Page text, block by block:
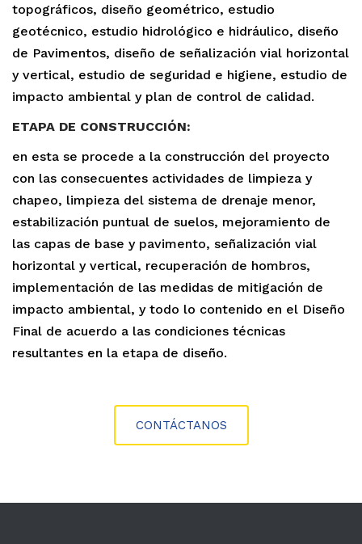
topográficos, diseño geométrico, estudio
geotécnico, estudio hidrológico e hidráulico, diseño
de Pavimentos, diseño de señalización vial horizontal
y vertical, estudio de seguridad e higiene, estudio de
impacto ambiental y plan de control de calidad.
ETAPA DE CONSTRUCCIÓN:
en esta se procede a la construcción del proyecto
con las consecuentes actividades de limpieza y
chapeo, limpieza del sistema de drenaje menor,
estabilización puntual de suelos, mejoramiento de
las capas de base y pavimento, señalización vial
horizontal y vertical, recuperación de hombros,
implementación de las medidas de mitigación de
impacto ambiental, y todo lo contenido en el Diseño
Final de acuerdo a las condiciones técnicas
resultantes en la etapa de diseño.
CONTÁCTANOS